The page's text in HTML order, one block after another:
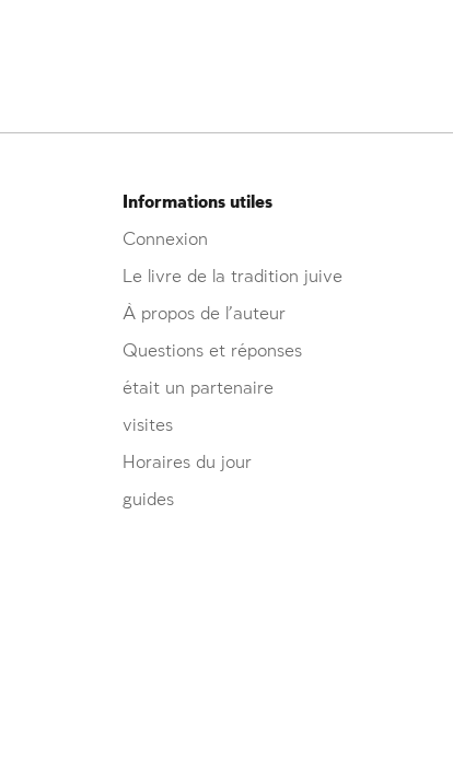
Informations utiles
Connexion
Le livre de la tradition juive
À propos de l’auteur
Questions et réponses
était un partenaire
visites
Horaires du jour
guides